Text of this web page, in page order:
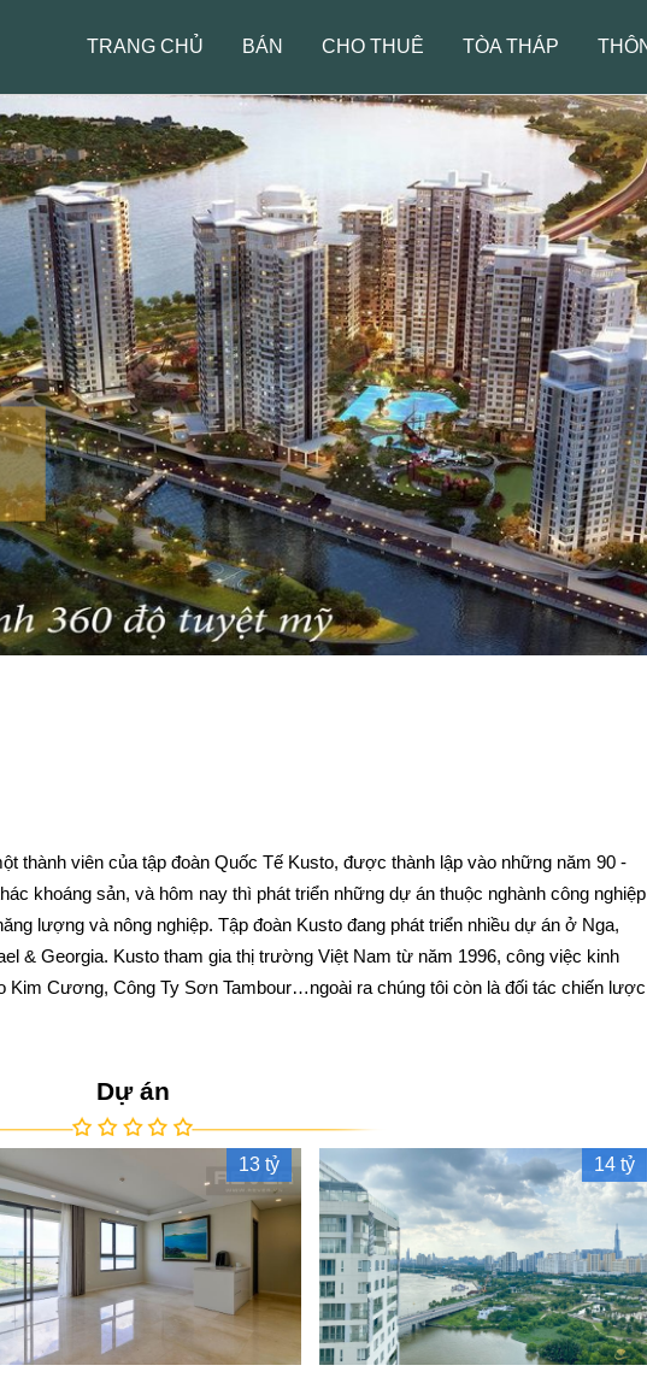
TRANG CHỦ BÁN CHO THUÊ TÒA THÁP
thành viên của tập đoàn Quốc Tế Kusto, được thành lập vào những năm 90 -
khoáng sản, và hôm nay thì phát triển những dự án thuộc nghành công nghiệp
lượng và nông nghiệp. Tập đoàn Kusto đang phát triển nhiều dự án ở Nga,
& Georgia. Kusto tham gia thị trường Việt Nam từ năm 1996, công việc kinh
Cương, Công Ty Sơn Tambour…ngoài ra chúng tôi còn là đối tác chiến lược
Dự án
13 tỷ 14 tỷ